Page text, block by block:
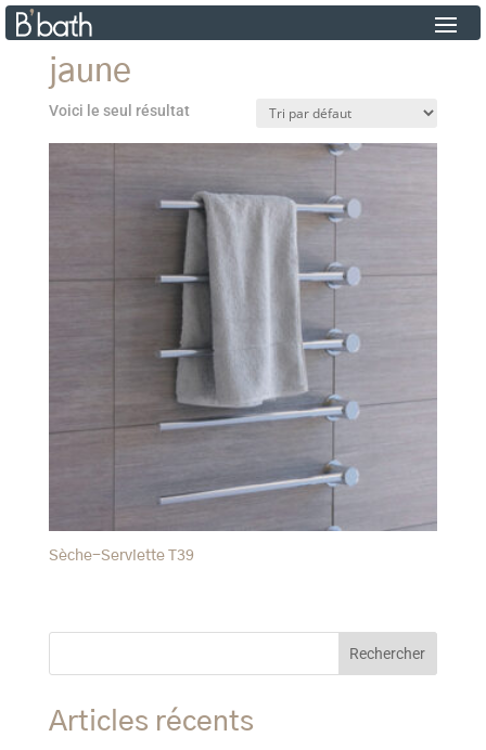
jaune
Voici le seul résultat
Sèche-Serviette T39
Rechercher
Articles récents